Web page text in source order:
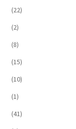
(22)
(2)
(8)
(15)
(10)
(1)
(41)